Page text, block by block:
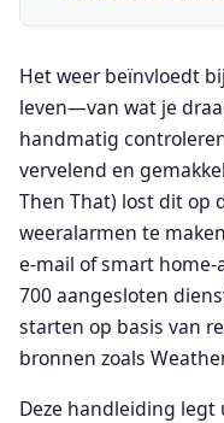
Het weer beïnvloedt
leven—van wat je
handmatig
vervelend en
Then That) lost dit op
weeralarmen te
e-mail of smart
700 aangesloten
starten op basis van
bronnen zoals
Deze handleiding legt